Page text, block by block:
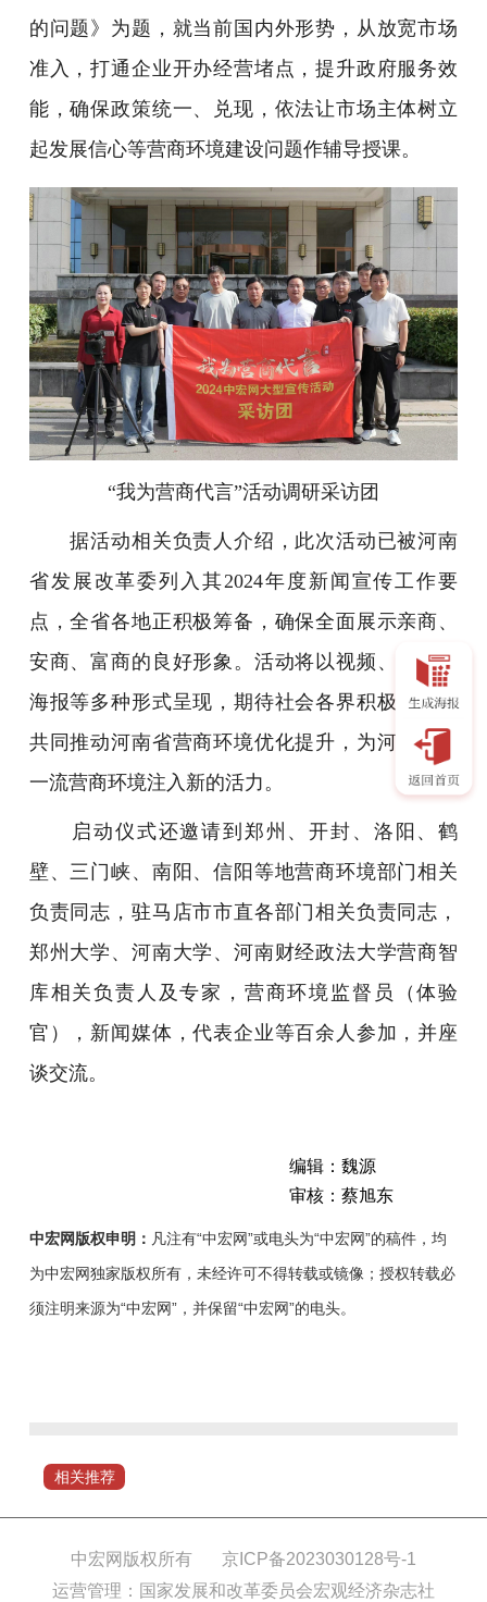
的问题》为题，就当前国内外形势，从放宽市场
准入，打通企业开办经营堵点，提升政府服务效
能，确保政策统一、兑现，依法让市场主体树立
起发展信心等营商环境建设问题作辅导授课。
“我为营商代言”活动调研采访团
据活动相关负责人介绍，此次活动已被河南
省发展改革委列入其2024年度新闻宣传工作要
点，全省各地正积极筹备，确保全面展示亲商、
安商、富商的良好形象。活动将以视频、图文、
海报等多种形式呈现，期待社会各界积极参与，
共同推动河南省营商环境优化提升，为河南打造
一流营商环境注入新的活力。
启动仪式还邀请到郑州、开封、洛阳、鹤
壁、三门峡、南阳、信阳等地营商环境部门相关
负责同志，驻马店市市直各部门相关负责同志，
郑州大学、河南大学、河南财经政法大学营商智
库相关负责人及专家，营商环境监督员（体验
官），新闻媒体，代表企业等百余人参加，并座
谈交流。
编辑：魏源
审核：蔡旭东
中宏网版权申明： 凡注有“中宏网”或电头为“中宏网”的稿件，均
为中宏网独家版权所有，未经许可不得转载或镜像；授权转载必
须注明来源为“中宏网”，并保留“中宏网”的电头。
为
商
相关推荐
中宏网版权所有
京ICP备2023030128号-1
运营管理：国家发展和改革委员会宏观经济杂志社